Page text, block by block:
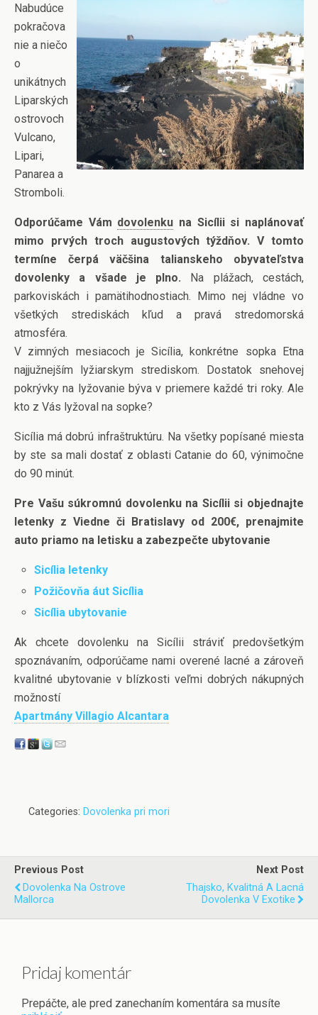
Nabudúce
pokračova
nie a niečo
o
unikátnych
Liparských
ostrovoch
Vulcano,
Lipari,
Panarea a
Stromboli.
Odporúčame Vám dovolenku na Sicílii si naplánovať
mimo prvých troch augustových týždňov. V tomto
termíne čerpá väčšina talianskeho obyvateľstva
dovolenky a všade je plno. Na plážach, cestách,
parkoviskách i pamätihodnostiach. Mimo nej vládne vo
všetkých strediskách kľud a pravá stredomorská
atmosféra.
V zimných mesiacoch je Sicília, konkrétne sopka Etna
najjužnejším lyžiarskym strediskom. Dostatok snehovej
pokrývky na lyžovanie býva v priemere každé tri roky. Ale
kto z Vás lyžoval na sopke?
Sicília má dobrú infraštruktúru. Na všetky popísané miesta
by ste sa mali dostať z oblasti Catanie do 60, výnimočne
do 90 minút.
Pre Vašu súkromnú dovolenku na Sicílii si objednajte
letenky z Viedne či Bratislavy od 200€, prenajmite
auto priamo na letisku a zabezpečte ubytovanie
Sicília letenky
Požičovňa áut Sicília
Sicília ubytovanie
Ak chcete dovolenku na Sicílii stráviť predovšetkým
spoznávaním, odporúčame nami overené lacné a zároveň
kvalitné ubytovanie v blízkosti veľmi dobrých nákupných
možností
Apartmány Villagio Alcantara
Categories: Dovolenka pri mori
Previous Post
Dovolenka Na Ostrove
Mallorca
Next Post
Thajsko, Kvalitná A Lacná
Dovolenka V Exotike
Pridaj komentár
Prepáčte, ale pred zanechaním komentára sa musíte